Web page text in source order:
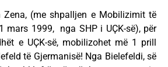
(me shpalljen e Mobilizimit të
mars 1999, nga SHP i UҪK-së), për
e UҪK-së, mobilizohet më 1 prill
të Gjermanisë! Nga Bielefeldi, së